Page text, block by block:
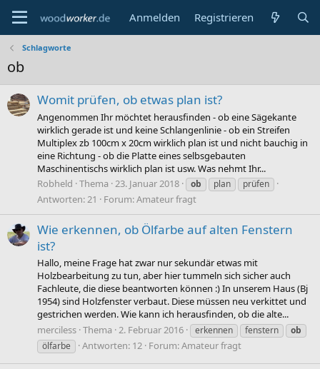
Anmelden Registrieren
Schlagworte
ob
Womit prüfen, ob etwas plan ist?
Angenommen Ihr möchtet herausfinden - ob eine Sägekante
wirklich gerade ist und keine Schlangenlinie - ob ein Streifen
Multiplex zb 100cm x 20cm wirklich plan ist und nicht bauchig in
eine Richtung - ob die Platte eines selbsgebauten
Maschinentischs wirklich plan ist usw. Was nehmt Ihr...
Robheld Thema 23. Januar 2018 ob plan prüfen
Antworten: 21 Forum:Amateur fragt
Wie erkennen, ob Ölfarbe auf alten Fenstern
ist?
Hallo, meine Frage hat zwar nur sekundär etwas mit
Holzbearbeitung zu tun, aber hier tummeln sich sicher auch
Fachleute, die diese beantworten können :) In unserem Haus (Bj
1954) sind Holzfenster verbaut. Diese müssen neu verkittet und
gestrichen werden. Wie kann ich herausfinden, ob die alte...
merciless Thema 2. Februar 2016 erkennen fenstern
ob
ölfarbe
Antworten: 12 Forum:Amateur fragt